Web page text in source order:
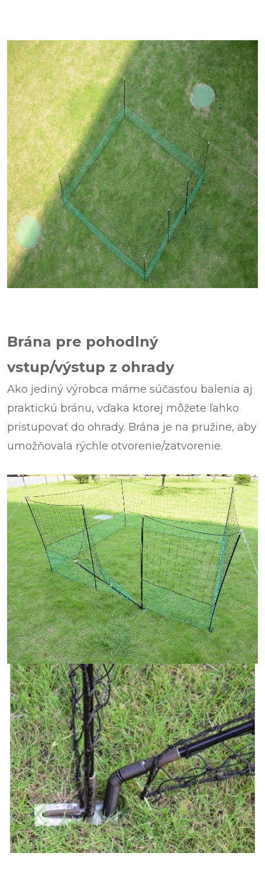
Brána pre pohodlný
vstup/výstup z ohrady
Ako jediný výrobca máme súčasťou balenia aj
praktickú bránu, vďaka ktorej môžete ľahko
pristupovať do ohrady. Brána je na pružine, aby
umožňovala rýchle otvorenie/zatvorenie.